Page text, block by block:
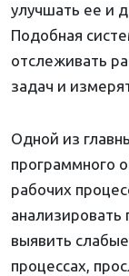
улучшать ее и
Подобная
отслеживать
задач и
Одной из
программного
рабочих
анализировать
выявить
процессах,